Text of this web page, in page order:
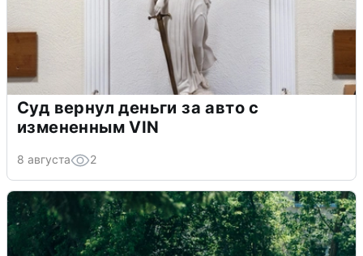
Суд вернул деньги за авто с
измененным VIN
8 августа 2